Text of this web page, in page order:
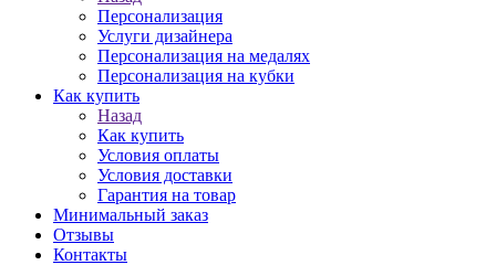
Персонализация
Услуги дизайнера
Персонализация на медалях
Персонализация на кубки
Как купить
Назад
Как купить
Условия оплаты
Условия доставки
Гарантия на товар
Минимальный заказ
Отзывы
Контакты